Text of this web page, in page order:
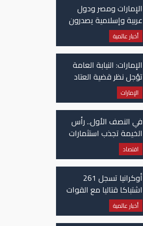
الإمارات ومصر ودول
عربية وإسلامية يصدرون
بيانا مشتركا بشأن
الانتهاكات الإسرائيلية
في غزة
أخبار عالمية
الإمارات: النيابة العامة
تؤجل نظر قضية العتاد
العسكري للسودان
الإمارات
في النصف الأول.. رأس
الخيمة تجذب استثمارات
تتجاوز 771 مليون درهم
اقتصاد
أوكرانيا تسجل 261
اشتباكا قتاليا مع القوات
الروسية
أخبار عالمية